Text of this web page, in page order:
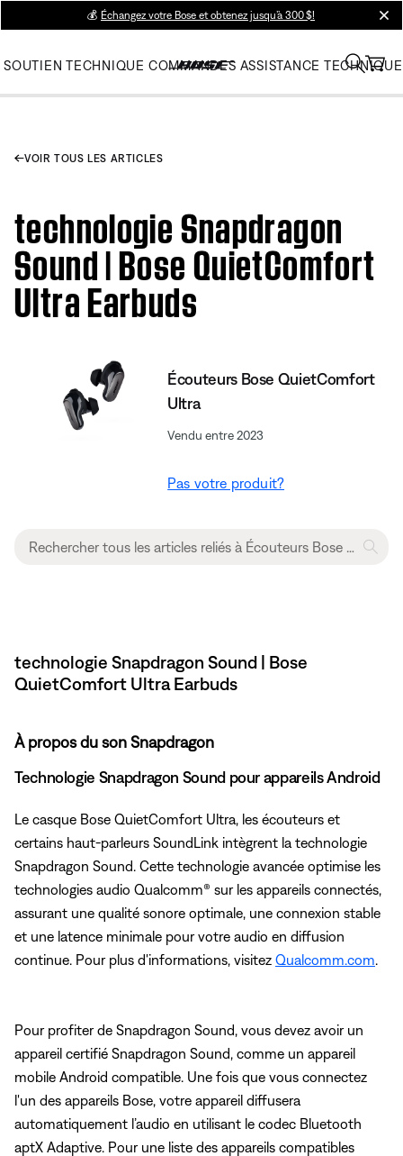
💰 Échangez votre Bose et obtenez jusqu’à 300 $!
SOUTIEN TECHNIQUE COMMANDES ASSISTANCE TECHNIQUE
VOIR TOUS LES ARTICLES
technologie Snapdragon
Sound | Bose QuietComfort
Ultra Earbuds
Écouteurs Bose QuietComfort
Ultra
Vendu entre 2023
Pas votre produit?
technologie Snapdragon Sound | Bose
QuietComfort Ultra Earbuds
À propos du son Snapdragon
Technologie Snapdragon Sound pour appareils Android
Le casque Bose QuietComfort Ultra, les écouteurs et
certains haut-parleurs SoundLink intègrent la technologie
Snapdragon Sound. Cette technologie avancée optimise les
technologies audio Qualcomm® sur les appareils connectés,
assurant une qualité sonore optimale, une connexion stable
et une latence minimale pour votre audio en diffusion
continue. Pour plus d'informations, visitez Qualcomm.com
Pour profiter de Snapdragon Sound, vous devez avoir un
appareil certifié Snapdragon Sound, comme un appareil
mobile Android compatible. Une fois que vous connectez
l'un des appareils Bose, votre appareil diffusera
automatiquement l’audio en utilisant le codec Bluetooth
aptX Adaptive. Pour une liste des appareils compatibles